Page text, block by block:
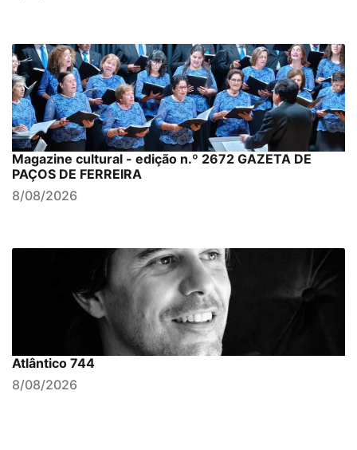
Magazine cultural - edição n.º 2672 GAZETA DE
PAÇOS DE FERREIRA
8/08/2026
Atlântico 744
8/08/2026